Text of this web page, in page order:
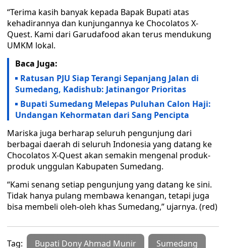
“Terima kasih banyak kepada Bapak Bupati atas
kehadirannya dan kunjungannya ke Chocolatos X-
Quest. Kami dari Garudafood akan terus mendukung
UMKM lokal.
Baca Juga:
Ratusan PJU Siap Terangi Sepanjang Jalan di
Sumedang, Kadishub: Jatinangor Prioritas
Bupati Sumedang Melepas Puluhan Calon Haji:
Undangan Kehormatan dari Sang Pencipta
Mariska juga berharap seluruh pengunjung dari
berbagai daerah di seluruh Indonesia yang datang ke
Chocolatos X-Quest akan semakin mengenal produk-
produk unggulan Kabupaten Sumedang.
“Kami senang setiap pengunjung yang datang ke sini.
Tidak hanya pulang membawa kenangan, tetapi juga
bisa membeli oleh-oleh khas Sumedang,” ujarnya. (red)
Tag: Bupati Dony Ahmad Munir Sumedang